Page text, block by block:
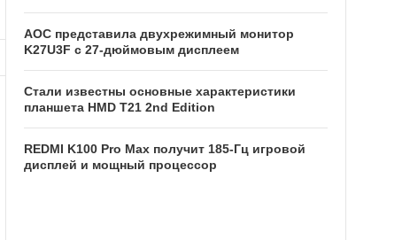
AOC представила двухрежимный монитор
K27U3F с 27-дюймовым дисплеем
Стали известны основные характеристики
планшета HMD T21 2nd Edition
REDMI K100 Pro Max получит 185-Гц игровой
дисплей и мощный процессор